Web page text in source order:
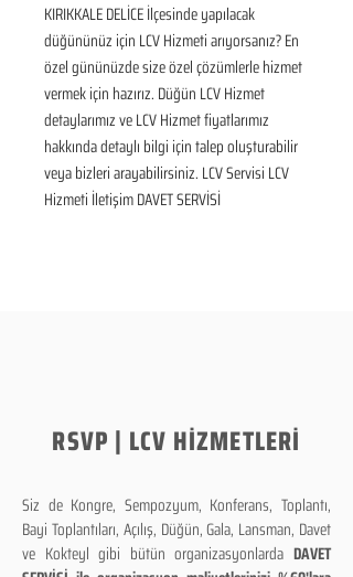
KIRIKKALE DELİCE İlçesinde yapılacak
düğününüz için LCV Hizmeti arıyorsanız? En
özel gününüzde size özel çözümlerle hizmet
vermek için hazırız. Düğün LCV Hizmet
detaylarımız ve LCV Hizmet fiyatlarımız
hakkında detaylı bilgi için talep oluşturabilir
veya bizleri arayabilirsiniz. LCV Servisi LCV
Hizmeti İletişim DAVET SERVİSİ
RSVP | LCV HİZMETLERİ
Siz de Kongre, Sempozyum, Konferans, Toplantı,
Bayi Toplantıları, Açılış, Düğün, Gala, Lansman, Davet
ve Kokteyl gibi bütün organizasyonlarda DAVET